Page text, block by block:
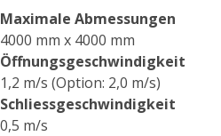
Maximale Abmessungen
4000 mm x 4000 mm
Öffnungsgeschwindigkeit
1,2 m/s (Option: 2,0 m/s)
Schliessgeschwindigkeit
0,5 m/s